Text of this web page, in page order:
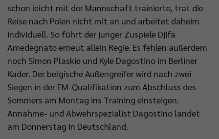
schon leicht mit der Mannschaft trainierte, trat die
Reise nach Polen nicht mit an und arbeitet daheim
individuell. So führt der junger Zuspiele Djifa
Amedegnato erneut allein Regie. Es fehlen außerdem
noch Simon Plaskie und Kyle Dagostino im Berliner
Kader. Der belgische Außengreifer wird nach zwei
Siegen in der EM-Qualifikation zum Abschluss des
Sommers am Montag ins Training einsteigen.
Annahme- und Abwehrspezialist Dagostino landet
am Donnerstag in Deutschland.